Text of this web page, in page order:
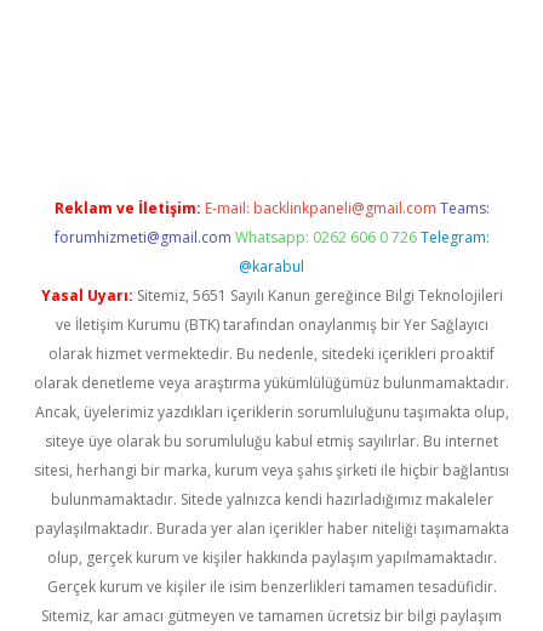
Reklam ve İletişim: E-mail: backlinkpaneli@gmail.com Teams:
forumhizmeti@gmail.com Whatsapp: 0262 606 0 726 Telegram:
@karabul
Yasal Uyarı: Sitemiz, 5651 Sayılı Kanun gereğince Bilgi Teknolojileri
ve İletişim Kurumu (BTK) tarafından onaylanmış bir Yer Sağlayıcı
olarak hizmet vermektedir. Bu nedenle, sitedeki içerikleri proaktif
olarak denetleme veya araştırma yükümlülüğümüz bulunmamaktadır.
Ancak, üyelerimiz yazdıkları içeriklerin sorumluluğunu taşımakta olup,
siteye üye olarak bu sorumluluğu kabul etmiş sayılırlar. Bu internet
sitesi, herhangi bir marka, kurum veya şahıs şirketi ile hiçbir bağlantısı
bulunmamaktadır. Sitede yalnızca kendi hazırladığımız makaleler
paylaşılmaktadır. Burada yer alan içerikler haber niteliği taşımamakta
olup, gerçek kurum ve kişiler hakkında paylaşım yapılmamaktadır.
Gerçek kurum ve kişiler ile isim benzerlikleri tamamen tesadüfidir.
Sitemiz, kar amacı gütmeyen ve tamamen ücretsiz bir bilgi paylaşım